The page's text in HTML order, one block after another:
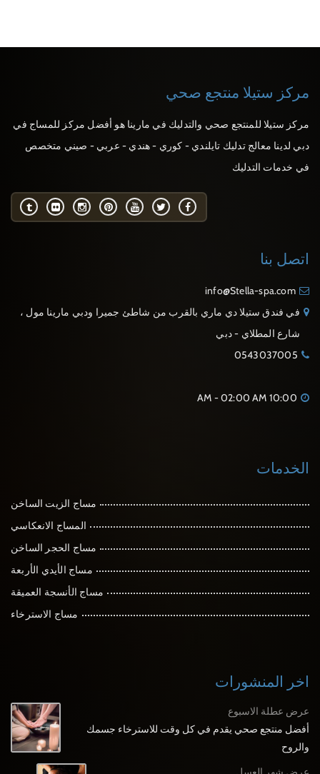
مركز ستيلا منتجع صحي
مركز ستيلا للمنتجع صحي والتدليك في مارينا هو أفضل مركز للمساج في
دبي لدينا معالج تدليك تايلندي - كوري - هندي - عربي - صيني متخصص
في خدمات التدليك
اتصل بنا
info@Stella-spa.com
في فندق ستيلا دي ماري بالقرب من شاطئ جميرا ودبي مارينا مول ،
شارع المطلاي - دبي
0543037005
10:00 AM - 02:00 AM
الخدمات
مساج الزيت الساخن
المساج الانعكاسي
مساج الحجر الساخن
مساج الأيدي الأربعة
مساج الأنسجة العميقة
مساج الاسترخاء
اخر المنشورات
عرض عطلة الاسبوع
أفضل منتجع صحي يقدم في كل وقت للاسترخاء جسمك
والروح